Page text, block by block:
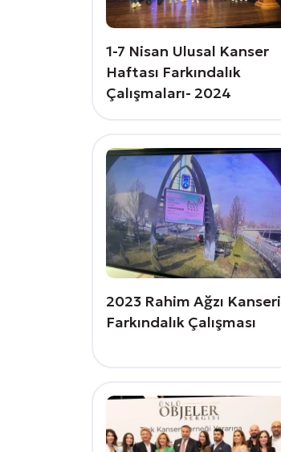
1-7 Nisan Ulusal Kanser
Haftası Farkındalık
Çalışmaları- 2024
2023 Rahim Ağzı Kanseri
Farkındalık Çalışması